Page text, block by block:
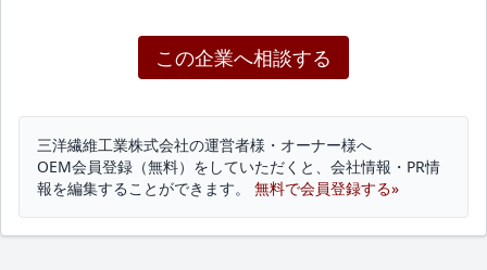
この企業へ相談する
三洋繊維工業株式会社の運営者様・オーナー様へ
OEM会員登録（無料）をしていただくと、会社情報・PR情
報を編集することができます。 無料で会員登録する»